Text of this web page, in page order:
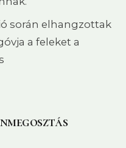
során elhangzottak
a feleket a